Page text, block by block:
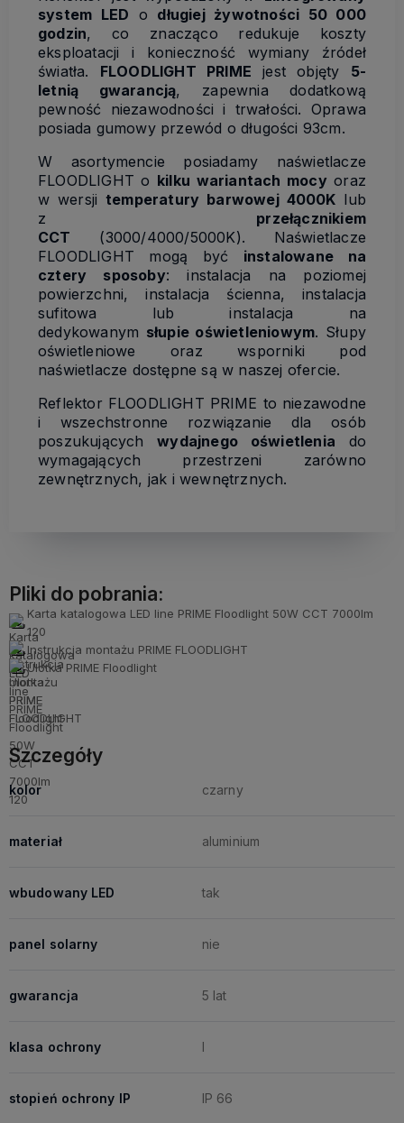
system LED o długiej żywotności 50 000
godzin, co znacząco redukuje koszty
eksploatacji i konieczność wymiany źródeł
światła. FLOODLIGHT PRIME jest objęty 5-
letnią gwarancją, zapewnia dodatkową
pewność niezawodności i trwałości. Oprawa
posiada gumowy przewód o długości 93cm.
W asortymencie posiadamy naświetlacze
FLOODLIGHT o kilku wariantach mocyoraz
w wersjitemperatury barwowej 4000K lub
z przełącznikiem
CCT (3000/4000/5000K). Naświetlacze
FLOODLIGHT mogą być instalowane na
cztery sposoby: instalacja na poziomej
powierzchni, instalacja ścienna, instalacja
sufitowa lub instalacja na
dedykowanym słupie oświetleniowym. Słupy
oświetleniowe oraz wsporniki pod
naświetlacze dostępne są w naszej ofercie.
Reflektor FLOODLIGHT PRIME to niezawodne
i wszechstronne rozwiązanie dla osób
poszukującychwydajnego oświetlenia do
wymagających przestrzeni zarówno
zewnętrznych, jak i wewnętrznych.
Pliki do pobrania:
Karta katalogowa LED line PRIME Floodlight 50W CCT 7000lm
120
Instrukcja montażu PRIME FLOODLIGHT
Ulotka PRIME Floodlight
Szczegóły
kolor czarny
materiał aluminium
wbudowany LED tak
panel solarny nie
gwarancja 5 lat
klasa ochrony I
stopień ochrony IP IP 66